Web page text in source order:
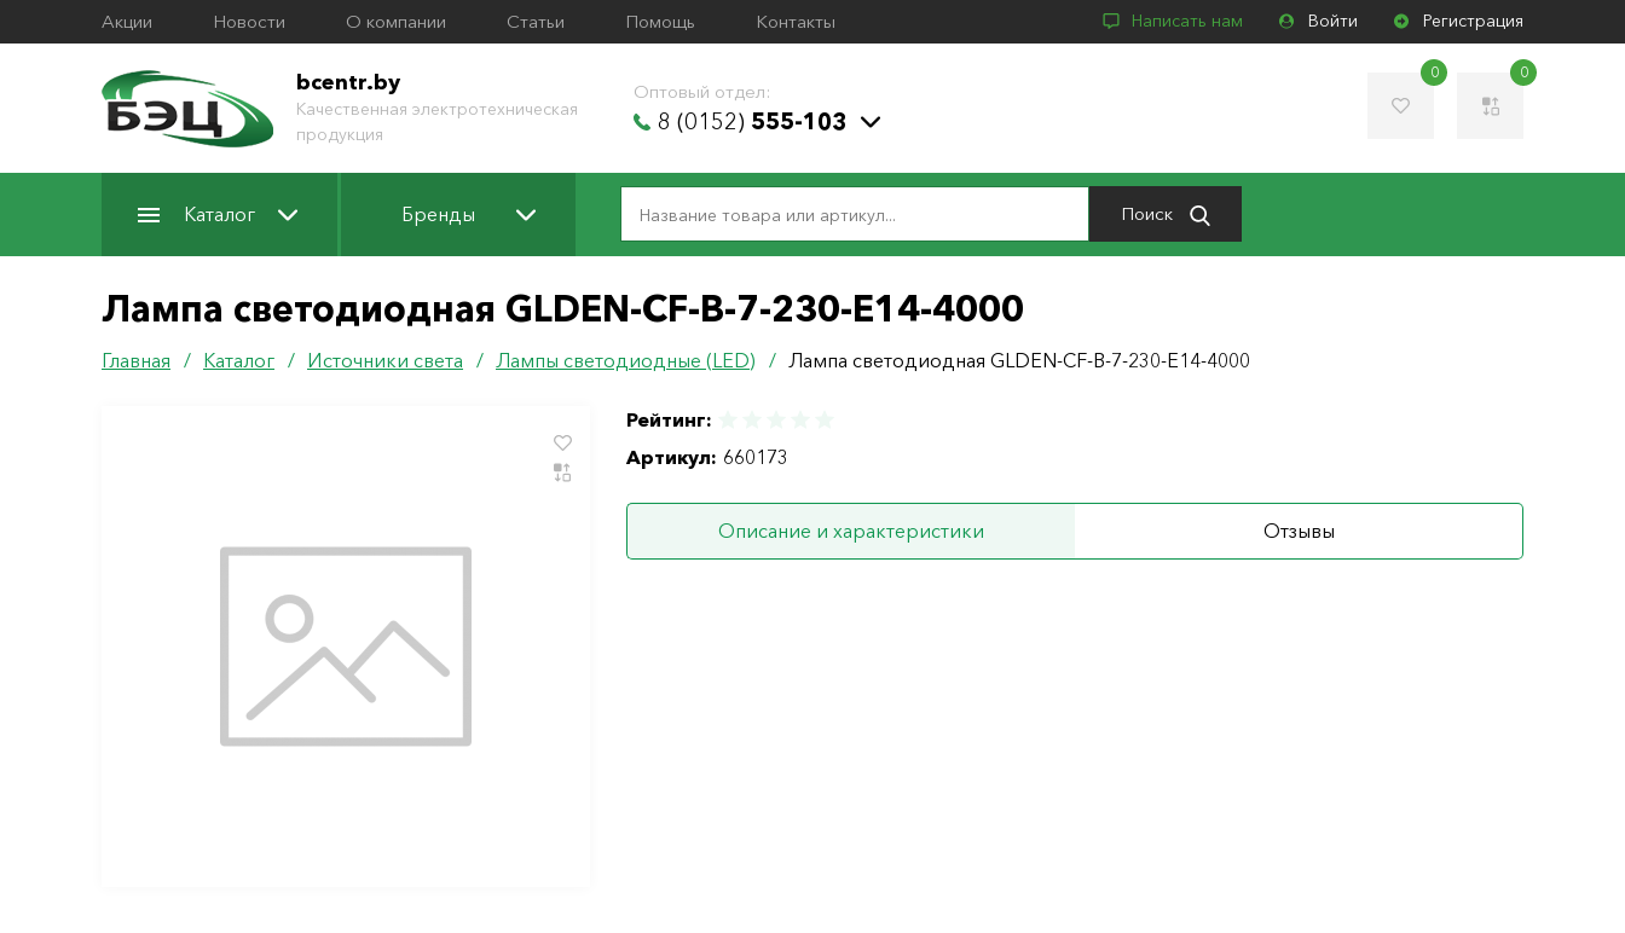
Акции Новости О компании Статьи Помощь Контакты Написать нам Войти Регистрация
bcentr.by
Качественная электротехническая
продукция
Оптовый отдел:
8 (0152) 555-103
0 0
Каталог Бренды Поиск
Лампа светодиодная GLDEN-CF-B-7-230-E14-4000
Главная / Каталог / Источники света / Лампы светодиодные (LED) / Лампа светодиодная GLDEN-CF-B-7-230-E14-4000
Рейтинг:
Артикул: 660173
Описание и характеристики Отзывы